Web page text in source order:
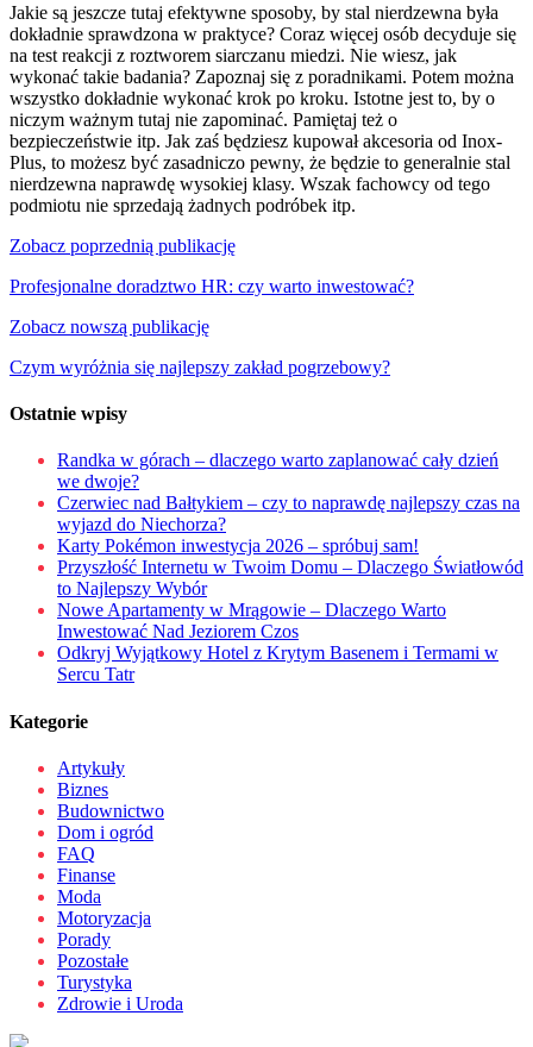
Jakie są jeszcze tutaj efektywne sposoby, by stal nierdzewna była
dokładnie sprawdzona w praktyce? Coraz więcej osób decyduje się
na test reakcji z roztworem siarczanu miedzi. Nie wiesz, jak
wykonać takie badania? Zapoznaj się z poradnikami. Potem można
wszystko dokładnie wykonać krok po kroku. Istotne jest to, by o
niczym ważnym tutaj nie zapominać. Pamiętaj też o
bezpieczeństwie itp. Jak zaś będziesz kupował akcesoria od Inox-
Plus, to możesz być zasadniczo pewny, że będzie to generalnie stal
nierdzewna naprawdę wysokiej klasy. Wszak fachowcy od tego
podmiotu nie sprzedają żadnych podróbek itp.
Nawigacja
wpisu
Zobacz poprzednią publikację
Profesjonalne doradztwo HR: czy warto inwestować?
Zobacz nowszą publikację
Czym wyróżnia się najlepszy zakład pogrzebowy?
Ostatnie wpisy
Randka w górach – dlaczego warto zaplanować cały dzień
we dwoje?
Czerwiec nad Bałtykiem – czy to naprawdę najlepszy czas na
wyjazd do Niechorza?
Karty Pokémon inwestycja 2026 – spróbuj sam!
Przyszłość Internetu w Twoim Domu – Dlaczego Światłowód
to Najlepszy Wybór
Nowe Apartamenty w Mrągowie – Dlaczego Warto
Inwestować Nad Jeziorem Czos
Odkryj Wyjątkowy Hotel z Krytym Basenem i Termami w
Sercu Tatr
Kategorie
Artykuły
Biznes
Budownictwo
Dom i ogród
FAQ
Finanse
Moda
Motoryzacja
Porady
Pozostałe
Turystyka
Zdrowie i Uroda